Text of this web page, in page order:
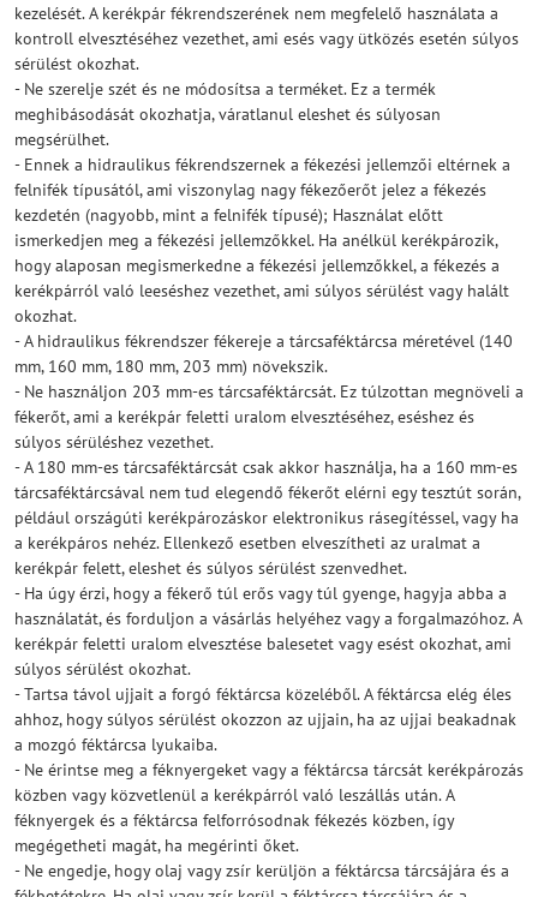
kezelését. A kerékpár fékrendszerének nem megfelelő használata a
kontroll elvesztéséhez vezethet, ami esés vagy ütközés esetén súlyos
sérülést okozhat.
- Ne szerelje szét és ne módosítsa a terméket. Ez a termék
meghibásodását okozhatja, váratlanul eleshet és súlyosan
megsérülhet.
- Ennek a hidraulikus fékrendszernek a fékezési jellemzői eltérnek a
felnifék típusától, ami viszonylag nagy fékezőerőt jelez a fékezés
kezdetén (nagyobb, mint a felnifék típusé); Használat előtt
ismerkedjen meg a fékezési jellemzőkkel. Ha anélkül kerékpározik,
hogy alaposan megismerkedne a fékezési jellemzőkkel, a fékezés a
kerékpárról való leeséshez vezethet, ami súlyos sérülést vagy halált
okozhat.
- A hidraulikus fékrendszer fékereje a tárcsaféktárcsa méretével (140
mm, 160 mm, 180 mm, 203 mm) növekszik.
- Ne használjon 203 mm-es tárcsaféktárcsát. Ez túlzottan megnöveli a
fékerőt, ami a kerékpár feletti uralom elvesztéséhez, eséshez és
súlyos sérüléshez vezethet.
- A 180 mm-es tárcsaféktárcsát csak akkor használja, ha a 160 mm-es
tárcsaféktárcsával nem tud elegendő fékerőt elérni egy tesztút során,
például országúti kerékpározáskor elektronikus rásegítéssel, vagy ha
a kerékpáros nehéz. Ellenkező esetben elveszítheti az uralmat a
kerékpár felett, eleshet és súlyos sérülést szenvedhet.
- Ha úgy érzi, hogy a fékerő túl erős vagy túl gyenge, hagyja abba a
használatát, és forduljon a vásárlás helyéhez vagy a forgalmazóhoz. A
kerékpár feletti uralom elvesztése balesetet vagy esést okozhat, ami
súlyos sérülést okozhat.
- Tartsa távol ujjait a forgó féktárcsa közeléből. A féktárcsa elég éles
ahhoz, hogy súlyos sérülést okozzon az ujjain, ha az ujjai beakadnak
a mozgó féktárcsa lyukaiba.
- Ne érintse meg a féknyergeket vagy a féktárcsa tárcsát kerékpározás
közben vagy közvetlenül a kerékpárról való leszállás után. A
féknyergek és a féktárcsa felforrósodnak fékezés közben, így
megégetheti magát, ha megérinti őket.
- Ne engedje, hogy olaj vagy zsír kerüljön a féktárcsa tárcsájára és a